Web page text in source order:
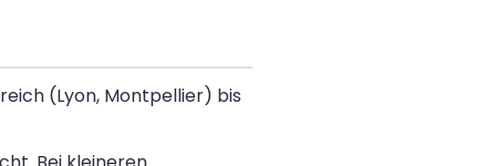
(Lyon, Montpellier) bis